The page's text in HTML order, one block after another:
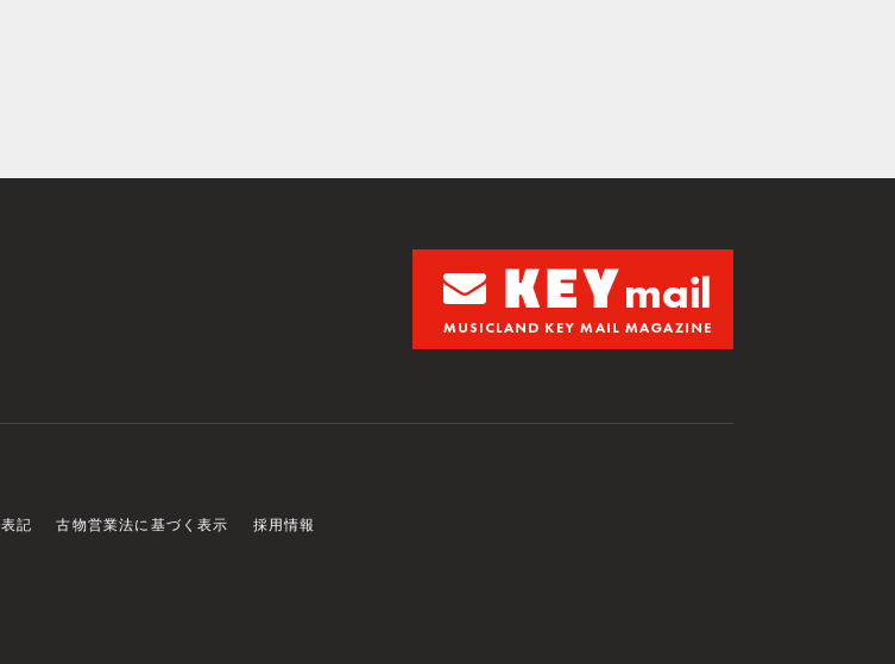
記 古物営業法に基づく表示 採用情報